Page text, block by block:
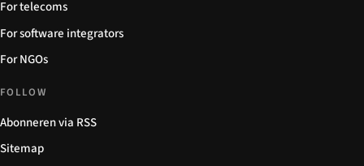
For telecoms
For software integrators
For NGOs
FOLLOW
Abonneren via RSS
Sitemap